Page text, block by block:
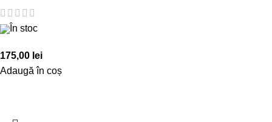
În stoc
175,00 lei
Adaugă în coș